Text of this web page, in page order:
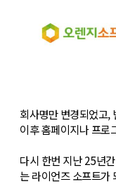
회사명만 변경되었고,
이후 홈페이지나 프로
다시 한번 지난 25년
는 라이언즈 소프트가